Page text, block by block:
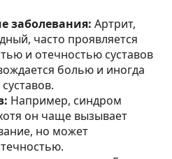
заболевания: Артрит,
часто проявляется
и отечностью суставов
болью и иногда
Например, синдром
он чаще вызывает
но может